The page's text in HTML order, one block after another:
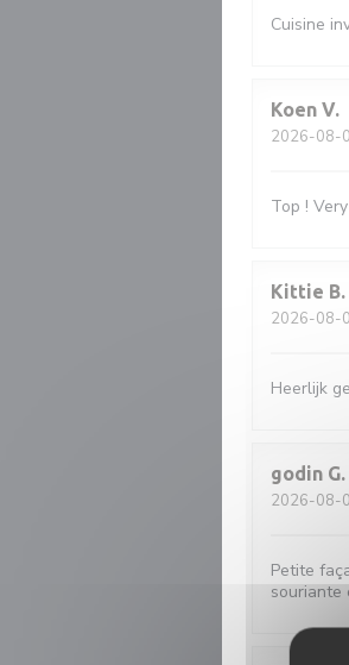
Cuisine
Koen V
2026-08-
Top !
Kittie B
2026-08-
Heerlijk
godin G
2026-08-
Petite
souriante